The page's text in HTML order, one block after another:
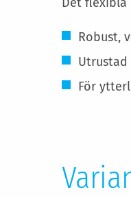
Robust,
För